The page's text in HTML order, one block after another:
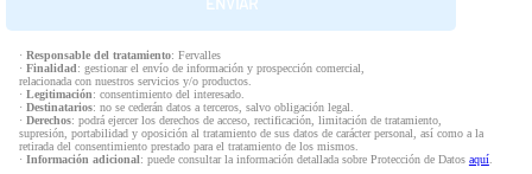
· Responsable del tratamiento: Fervalles
· Finalidad: gestionar el envío de información y prospección comercial,
relacionada con nuestros servicios y/o productos.
· Legitimación: consentimiento del interesado.
· Destinatarios: no se cederán datos a terceros, salvo obligación legal.
· Derechos: podrá ejercer los derechos de acceso, rectificación, limitación de tratamiento,
supresión, portabilidad y oposición al tratamiento de sus datos de carácter personal, así como a la
retirada del consentimiento prestado para el tratamiento de los mismos.
· Información adicional: puede consultar la información detallada sobre Protección de Datos aquí.